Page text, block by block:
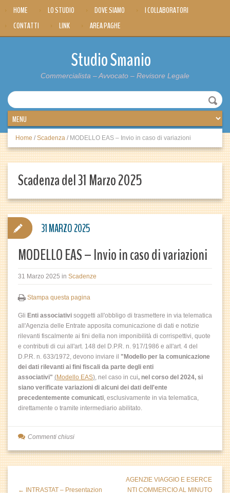
HOME LO STUDIO DOVE SIAMO
I COLLABORATORI
CONTATTI
LINK AREA PAGHE
Studio Smanio
Commercialista – Avvocato – Revisore Legale
Home / Scadenza / MODELLO EAS – Invio in caso di variazioni
Scadenza del 31 Marzo 2025
MODELLO EAS – Invio in caso di variazioni
31 Marzo 2025 in Scadenze
Stampa questa pagina
Gli Enti associativi soggetti all'obbligo di trasmettere in via telematica
all'Agenzia delle Entrate apposita comunicazione di dati e notizie
rilevanti fiscalmente ai fini della non imponibilità di corrispettivi, quote
e contributi di cui all'art. 148 del D.P.R. n. 917/1986 e all'art. 4 del
D.P.R. n. 633/1972, devono inviare il "Modello per la comunicazione
dei dati rilevanti ai fini fiscali da parte degli enti
associativi" (Modello EAS), nel caso in cui, nel corso del 2024, si
siano verificate variazioni di alcuni dei dati dell'ente
precedentemente comunicati, esclusivamente in via telematica,
direttamente o tramite intermediario abilitato.
31 MARZO 2025
Commenti chiusi
← INTRASTAT – Presentazion
AGENZIE VIAGGIO E ESERCE
NTI COMMERCIO AL MINUTO